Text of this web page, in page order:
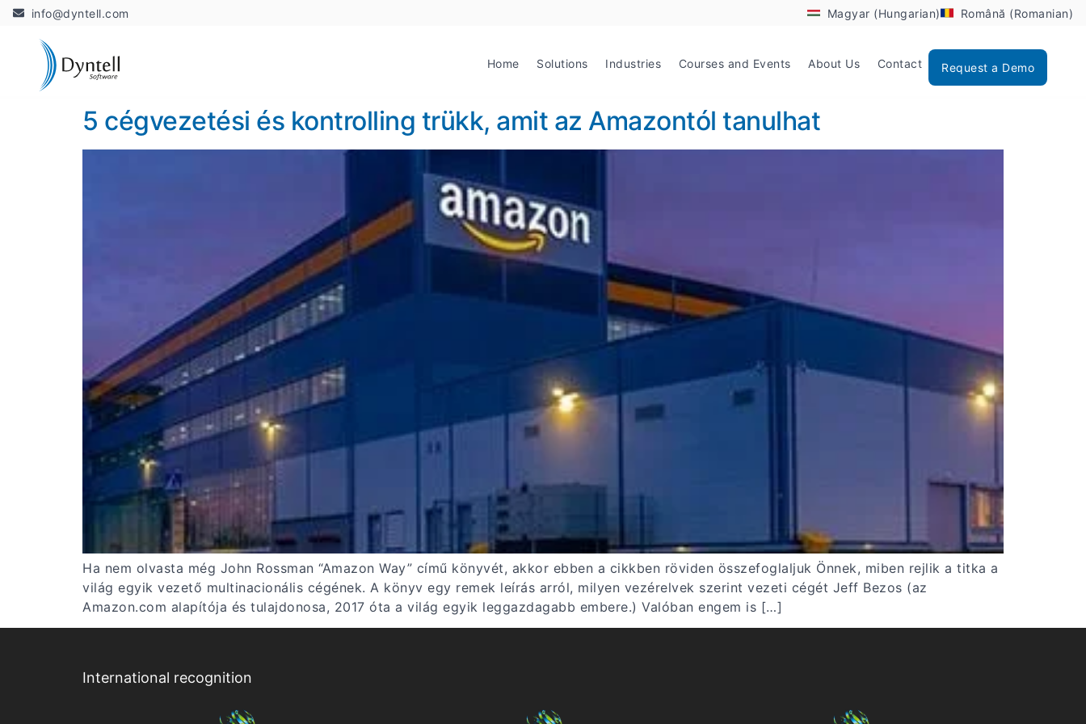
info@dyntell.com Magyar (Hungarian) Română (Romanian)
Home Solutions Industries Courses and Events About Us Contact Request a Demo
5 cégvezetési és kontrolling trükk, amit az Amazontól tanulhat
Ha nem olvasta még John Rossman “Amazon Way” című könyvét, akkor ebben a cikkben röviden összefoglaljuk Önnek, miben rejlik a titka a
világ egyik vezető multinacionális cégének. A könyv egy remek leírás arról, milyen vezérelvek szerint vezeti cégét Jeff Bezos (az
Amazon.com alapítója és tulajdonosa, 2017 óta a világ egyik leggazdagabb embere.) Valóban engem is […]
International recognition